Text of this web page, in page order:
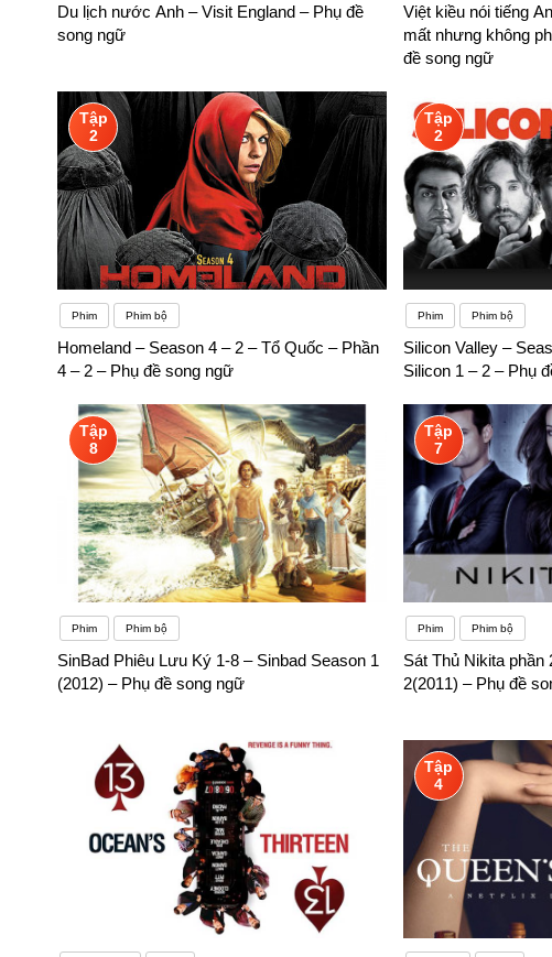
Nếu bạn ngại luyện tập kỹ năng ngôn ngữ, bạn sẽ không tiến bộ
quá trình học tập.
Du lịch nước Anh – Visit England – Phụ đề
song ngữ
Việt kiều nói tiếng
mất nhưng không
đề song ngữ
Tập
2
Phim Phim bộ
Homeland – Season 4 – 2 – Tổ Quốc – Phần
4 – 2 – Phụ đề song ngữ
Tập
2
Phim Phim bộ
Silicon Valley –
Silicon 1 – 2 – Phụ
Tập
8
Phim Phim bộ
SinBad Phiêu Lưu Ký 1-8 – Sinbad Season 1
(2012) – Phụ đề song ngữ
Tập
7
Phim Phim bộ
Sát Thủ Nikita phần
2(2011) – Phụ đề
Tập
4